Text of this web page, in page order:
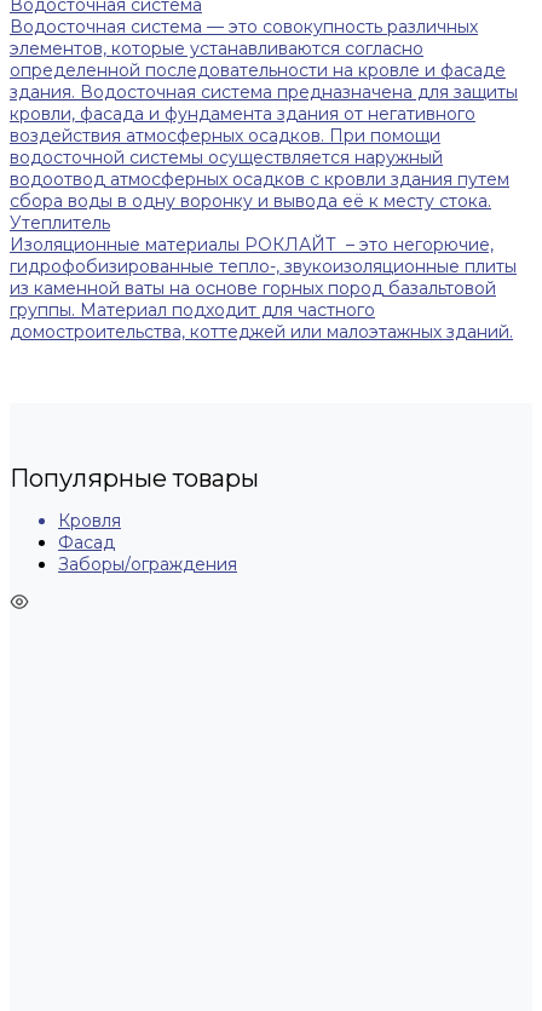
Водосточная система
Водосточная система — это совокупность различных
элементов, которые устанавливаются согласно
определенной последовательности на кровле и фасаде
здания. Водосточная система предназначена для защиты
кровли, фасада и фундамента здания от негативного
воздействия атмосферных осадков. При помощи
водосточной системы осуществляется наружный
водоотвод атмосферных осадков с кровли здания путем
сбора воды в одну воронку и вывода её к месту стока.
Утеплитель
Изоляционные материалы РОКЛАЙТ – это негорючие,
гидрофобизированные тепло-, звукоизоляционные плиты
из каменной ваты на основе горных пород базальтовой
группы. Материал подходит для частного
домостроительства, коттеджей или малоэтажных зданий.
Популярные товары
Кровля
Фасад
Заборы/ограждения